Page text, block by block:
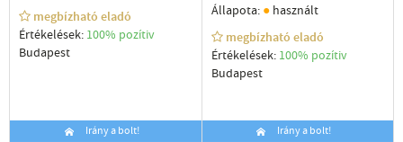
megbízható eladó
Értékelések: 100% pozítiv
Budapest
Irány a bolt!
Állapota: ●használt
megbízható eladó
Értékelések: 100% pozítiv
Budapest
Irány a bolt!